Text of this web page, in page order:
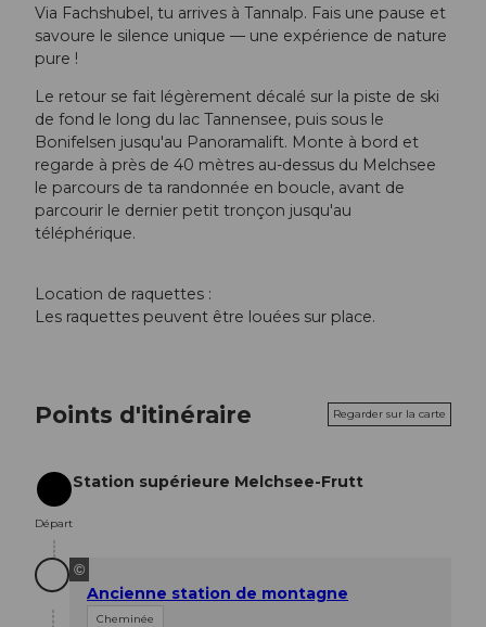
Via Fachshubel, tu arrives à Tannalp. Fais une pause et
savoure le silence unique — une expérience de nature
pure !
Le retour se fait légèrement décalé sur la piste de ski
de fond le long du lac Tannensee, puis sous le
Bonifelsen jusqu'au Panoramalift. Monte à bord et
regarde à près de 40 mètres au-dessus du Melchsee
le parcours de ta randonnée en boucle, avant de
parcourir le dernier petit tronçon jusqu'au
téléphérique.
Location de raquettes :
Les raquettes peuvent être louées sur place.
Points d'itinéraire Regarder sur la carte
Départ
Départ
Station supérieure Melchsee-Frutt
©
Ancienne station de montagne
Cheminée